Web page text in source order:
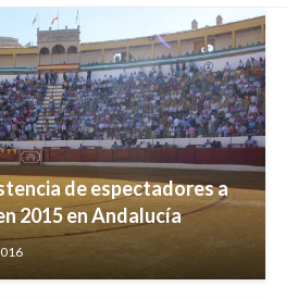
de espectadores a
2015 en Andalucía